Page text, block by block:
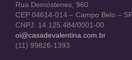
Rua Demóstenes, 960
CEP 04614-014 – Campo Belo –
CNPJ: 14.125.484/0001-00
oi@casadevalentina.com.br
(11) 99826-1393